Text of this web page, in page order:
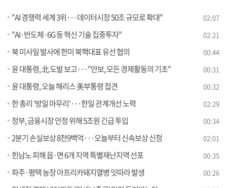
"AI 경쟁력 세계 3위···데이터시장 50조 규모로 확대" 02:07
"AI·반도체·6G 등 혁신 기술 집중투자" 02:21
북 미사일 발사에 한미 북핵대표 유선 협의 00:44
윤 대통령, 北 도발 보고···"안보, 모든 경제활동의 기초" 00:31
윤 대통령, 오늘 해리스 美부통령 접견 00:32
한 총리 '방일 마무리'···한일 관계개선 노력 02:29
정부, 금융시장 안정 위해 5조원 긴급 투입 00:34
2분기 손실보상 8천9백억···오늘부터 신속보상 신청 02:01
힌남노 피해 읍·면 6개 지역 특별재난지역 선포 00:35
파주·평택 농장 아프리카돼지열병 잇따라 발생 00:26